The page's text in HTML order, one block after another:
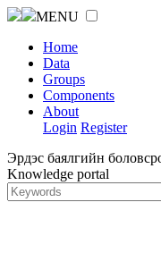
MENU
Home
Data
Groups
Components
About
Login Register
Эрдэс баялгийн
Knowledge portal